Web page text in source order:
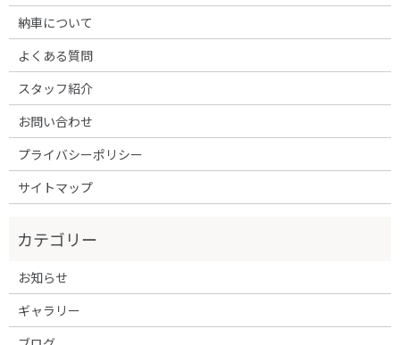
納車について
よくある質問
スタッフ紹介
お問い合わせ
プライバシーポリシー
サイトマップ
お知らせ
ギャラリー